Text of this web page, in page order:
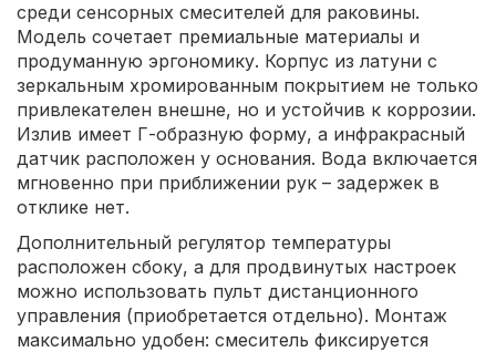
среди сенсорных смесителей для раковины.
Модель сочетает премиальные материалы и
продуманную эргономику. Корпус из латуни с
зеркальным хромированным покрытием не только
привлекателен внешне, но и устойчив к коррозии.
Излив имеет Г-образную форму, а инфракрасный
датчик расположен у основания. Вода включается
мгновенно при приближении рук – задержек в
отклике нет.
Дополнительный регулятор температуры
расположен сбоку, а для продвинутых настроек
можно использовать пульт дистанционного
управления (приобретается отдельно). Монтаж
максимально удобен: смеситель фиксируется